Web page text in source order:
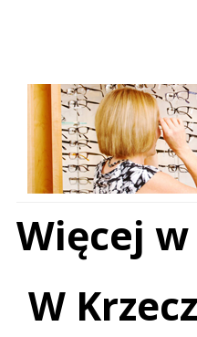
Więcej
W